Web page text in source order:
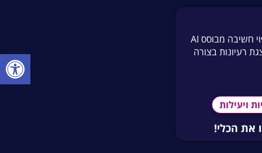
mymap.Ai הוא כלי מיפוי חשיבה מבוסס AI
רעיונות בצורה
ויעילות
את הכלי!
פתח